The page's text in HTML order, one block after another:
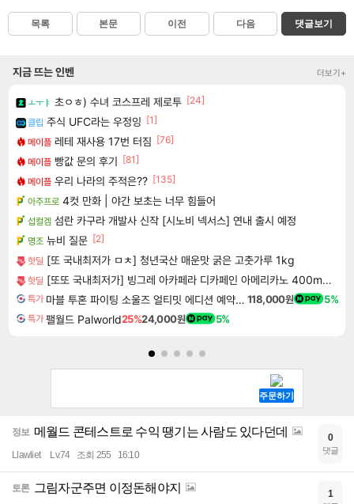
목록 본문 이전 다음 댓글보기
지금 뜨는 인벤 더보기+
ㅗㅜㅑ 초ㅇㅎ) 수녀 코스프레 제로투 [24]
클립 주식 UFC라는 우정잉 [1]
메이플 레테 재사용 17번 터짐 [76]
메이플 빵값 문의 후기 [81]
메이플 우리 나라의 주적은?? [135]
아주프로 4컷 만화 | 야간 보초는 너무 힘들어
섭컬겜 섬란 카구라 개발사 신작 [시노비 넥서스] 연내 출시 예정
명조 뉴비 질문 [2]
핫딜 [또 국내최저가 ㅁㅊ] 청년국산 매운맛 굵은 고춧가루 1kg
핫딜 [또또 국내최저가] 빙그레 아카페라 디카페인 아메리카노 400ml x 20개
특가 마블 투혼 파이팅 소울즈 얼티밋 에디션 예약구매 MARVEL Tokon Fighting Souls Ultimate Edition Pre-Purchase 118,000원 5%
특가 팰월드 Palworld25%24,000원 5%
정보 메월드 콘테스트로 수익 땡기는 사람도 있다던데
Llawliet Lv.74 조회 255 16:10
0
댓글
토론 그림자군주면 이정돈해야지 1